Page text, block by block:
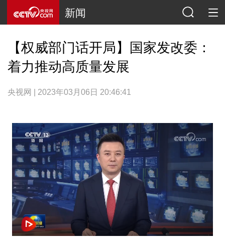
新闻
【权威部门话开局】国家发改委：
着力推动高质量发展
央视网 | 2023年03月06日 20:46:41